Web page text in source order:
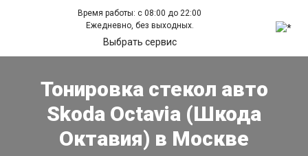
Время работы: с 08:00 до 22:00
Ежедневно, без выходных.
Выбрать сервис
Тонировка стекол авто
Skoda Octavia (Шкода
Октавия) в Москве